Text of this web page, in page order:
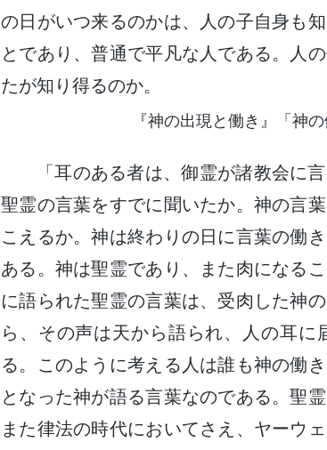
の日がいつ来るのかは、人の子自身も
とであり、普通で平凡な人である。人
たが知り得るのか。
『神の出現と働き』「神
「耳のある者は、御霊が諸教会に
聖霊の言葉をすでに聞いたか。神の言
こえるか。神は終わりの日に言葉の働
ある。神は聖霊であり、また肉になる
に語られた聖霊の言葉は、受肉した神
ら、その声は天から語られ、人の耳
る。このように考える人は誰も神の働
となった神が語る言葉なのである。聖
また律法の時代においてさえ、ヤーウ